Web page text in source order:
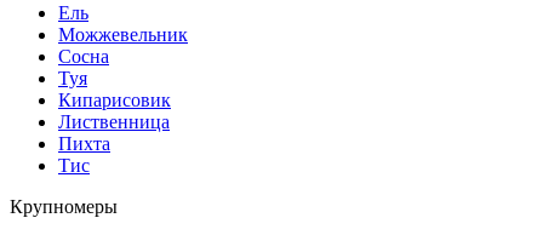
Ель
Можжевельник
Сосна
Туя
Кипарисовик
Лиственница
Пихта
Тис
Крупномеры